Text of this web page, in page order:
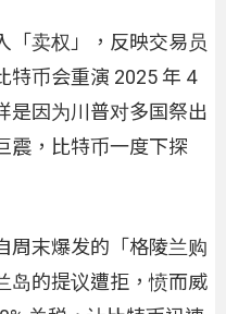
「卖权」，反映交易员
特币会重演 2025 年 4
是因为川普对多国祭出
震，比特币一度下探
周末爆发的「格陵兰购
岛的提议遭拒，愤而威